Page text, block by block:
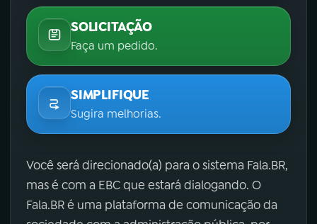
SOLICITAÇÃO
Faça um pedido.
SIMPLIFIQUE
Sugira melhorias.
Você será direcionado(a) para o sistema Fala.BR,
mas é com a EBC que estará dialogando. O
Fala.BR é uma plataforma de comunicação da